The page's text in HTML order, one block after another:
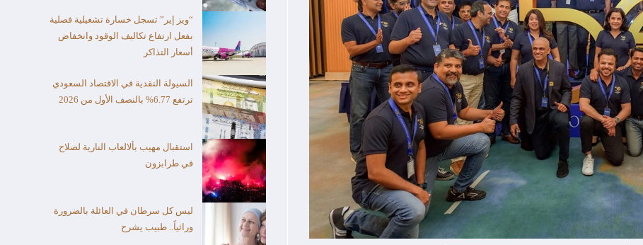
“ويز إير” تسجل خسارة تشغيلية فصلية
بفعل ارتفاع تكاليف الوقود وانخفاض
أسعار التذاكر
السيولة النقدية في الاقتصاد السعودي
ترتفع 6.77% بالنصف الأول من 2026
استقبال مهيب بألالعاب النارية لصلاح
في طرابزون
ليس كل سرطان في العائلة بالضرورة
وراثياً.. طبيب يشرح